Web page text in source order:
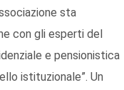
sta
con gli esperti del
e pensionistica
istituzionale”. Un